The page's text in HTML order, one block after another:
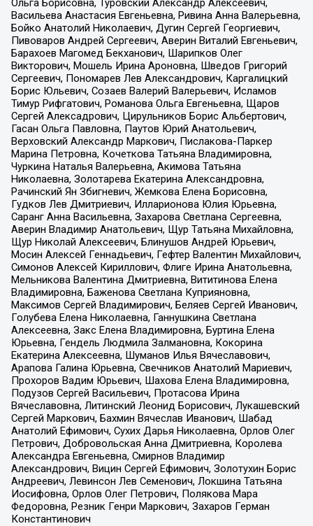
Ольга Борисовна, Туровский Александр Алексеевич,
Васильева Анастасия Евгеньевна, Ривина Анна Валерьевна,
Бойко Анатолий Николаевич, Дугин Сергей Георгиевич,
Пивоваров Андрей Сергеевич, Аверин Виталий Евгеньевич,
Барахоев Магомед Бекханович, Шарипков Олег
Викторович, Мошель Ирина Ароновна, Шведов Григорий
Сергеевич, Пономарев Лев Александрович, Каргалицкий
Борис Юльевич, Созаев Валерий Валерьевич, Исламов
Тимур Рифгатович, Романова Ольга Евгеньевна, Щаров
Сергей Алексадрович, Цирульников Борис Альбертович,
Гасан Ольга Павловна, Паутов Юрий Анатольевич,
Верховский Александр Маркович, Пислакова-Паркер
Марина Петровна, Кочеткова Татьяна Владимировна,
Чуркина Наталья Валерьевна, Акимова Татьяна
Николаевна, Золотарева Екатерина Александровна,
Рачинский Ян Збигневич, Жемкова Елена Борисовна,
Гудков Лев Дмитриевич, Илларионова Юлия Юрьевна,
Саранг Анна Васильевна, Захарова Светлана Сергеевна,
Аверин Владимир Анатольевич, Щур Татьяна Михайловна,
Щур Николай Алексеевич, Блинушов Андрей Юрьевич,
Мосин Алексей Геннадьевич, Гефтер Валентин Михайлович,
Симонов Алексей Кириллович, Флиге Ирина Анатольевна,
Мельникова Валентина Дмитриевна, Вититинова Елена
Владимировна, Баженова Светлана Куприяновна,
Максимов Сергей Владимирович, Беляев Сергей Иванович,
Голубева Елена Николаевна, Ганнушкина Светлана
Алексеевна, Закс Елена Владимировна, Буртина Елена
Юрьевна, Гендель Людмила Залмановна, Кокорина
Екатерина Алексеевна, Шуманов Илья Вячеславович,
Арапова Галина Юрьевна, Свечников Анатолий Мариевич,
Прохоров Вадим Юрьевич, Шахова Елена Владимировна,
Подузов Сергей Васильевич, Протасова Ирина
Вячеславовна, Литинский Леонид Борисович, Лукашевский
Сергей Маркович, Бахмин Вячеслав Иванович, Шабад
Анатолий Ефимович, Сухих Дарья Николаевна, Орлов Олег
Петрович, Добровольская Анна Дмитриевна, Королева
Александра Евгеньевна, Смирнов Владимир
Александрович, Вицин Сергей Ефимович, Золотухин Борис
Андреевич, Левинсон Лев Семенович, Локшина Татьяна
Иосифовна, Орлов Олег Петрович, Полякова Мара
Федоровна, Резник Генри Маркович, Захаров Герман
Константинович